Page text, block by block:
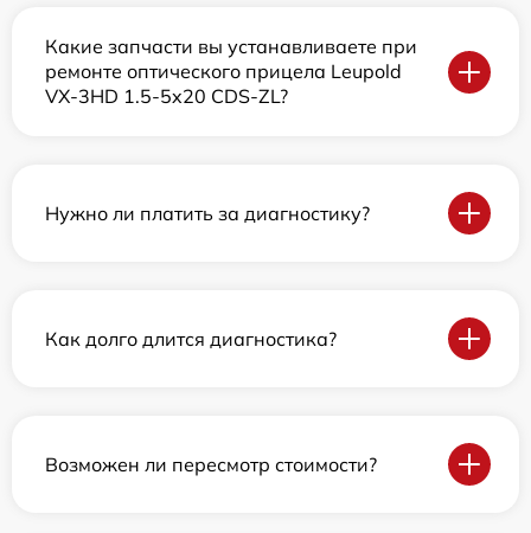
Какие запчасти вы устанавливаете при
ремонте оптического прицела Leupold
VX-3HD 1.5-5x20 CDS-ZL?
Нужно ли платить за диагностику?
Как долго длится диагностика?
Возможен ли пересмотр стоимости?